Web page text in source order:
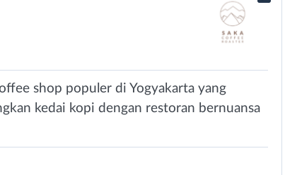
shop populer di Yogyakarta yang
kedai kopi dengan restoran bernuansa